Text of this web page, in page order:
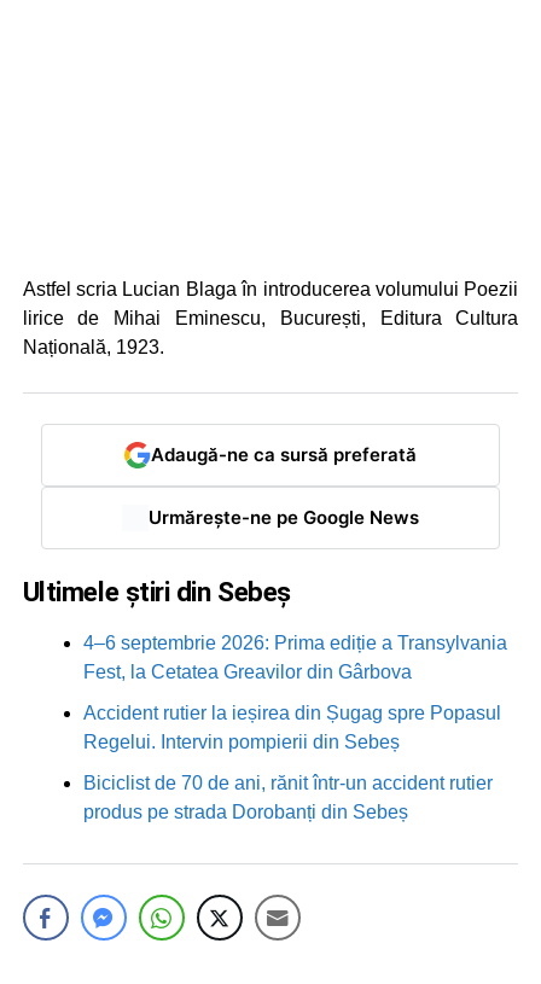
Astfel scria Lucian Blaga în introducerea volumului Poezii
lirice de Mihai Eminescu, București, Editura Cultura
Națională, 1923.
Adaugă-ne ca sursă preferată
Urmărește-ne pe Google News
Ultimele știri din Sebeș
4–6 septembrie 2026: Prima ediție a Transylvania
Fest, la Cetatea Greavilor din Gârbova
Accident rutier la ieșirea din Șugag spre Popasul
Regelui. Intervin pompierii din Sebeș
Biciclist de 70 de ani, rănit într-un accident rutier
produs pe strada Dorobanți din Sebeș